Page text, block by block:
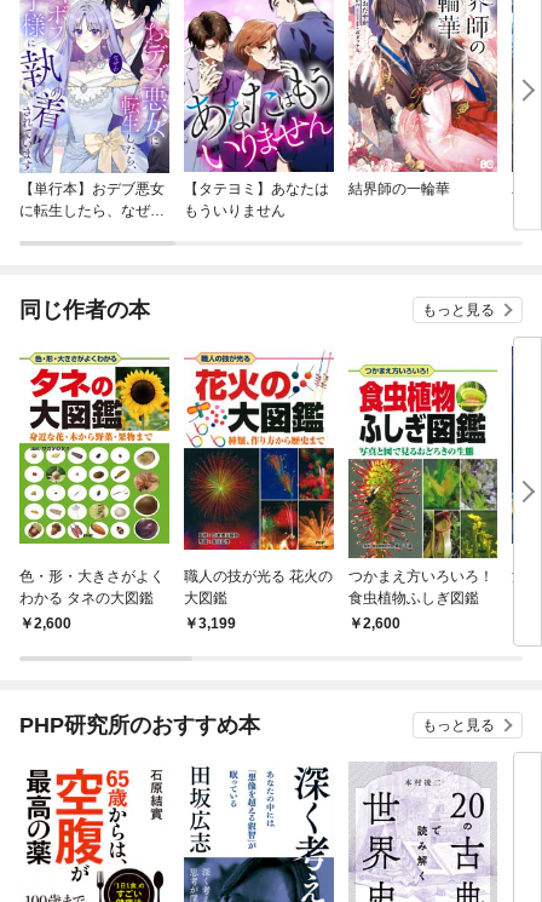
【単行本】おデブ悪女
に転生したら、なぜか
【タテヨミ】あなたは
もういりません
結界師の一輪華
バ
今
同じ作者の本 もっと見る
色・形・大きさがよく
わかる タネの大図鑑
2,600
職人の技が光る 花火の
大図鑑
3,199
つかまえ方いろいろ！
食虫植物ふしぎ図鑑
2,600
深
PHP研究所のおすすめ本 もっと見る